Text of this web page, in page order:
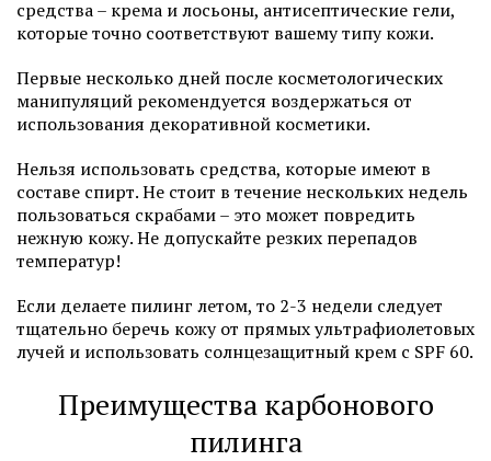
средства – крема и лосьоны, антисептические гели,
которые точно соответствуют вашему типу кожи.
Первые несколько дней после косметологических
манипуляций рекомендуется воздержаться от
использования декоративной косметики.
Нельзя использовать средства, которые имеют в
составе спирт. Не стоит в течение нескольких недель
пользоваться скрабами – это может повредить
нежную кожу. Не допускайте резких перепадов
температур!
Если делаете пилинг летом, то 2-3 недели следует
тщательно беречь кожу от прямых ультрафиолетовых
лучей и использовать солнцезащитный крем с SPF 60.
Преимущества карбонового
пилинга